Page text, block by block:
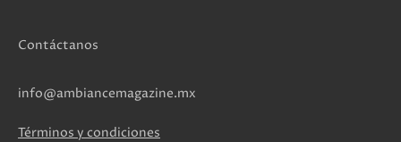
Contáctanos
info@ambiancemagazine.mx
Términos y condiciones